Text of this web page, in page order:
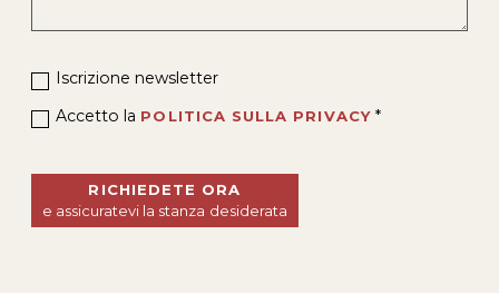
Iscrizione newsletter
Accetto la POLITICA SULLA PRIVACY*
RICHIEDETE ORA
e assicuratevi la stanza desiderata